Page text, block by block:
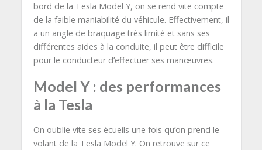
bord de la Tesla Model Y, on se rend vite compte
de la faible maniabilité du véhicule. Effectivement, il
a un angle de braquage très limité et sans ses
différentes aides à la conduite, il peut être difficile
pour le conducteur d’effectuer ses manœuvres.
Model Y : des performances
à la Tesla
On oublie vite ses écueils une fois qu’on prend le
volant de la Tesla Model Y. On retrouve sur ce